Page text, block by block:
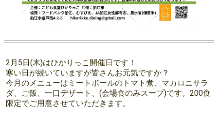
2月5日(木)はひかりっこ開催日です！
寒い日が続いていますが皆さんお元気ですか？
今月のメニューはミートボールのトマト煮、マカロニサラ
ダ、ご飯、一口デザート、(会場食のみスープ)です。200食
限定でご用意させていただきます。